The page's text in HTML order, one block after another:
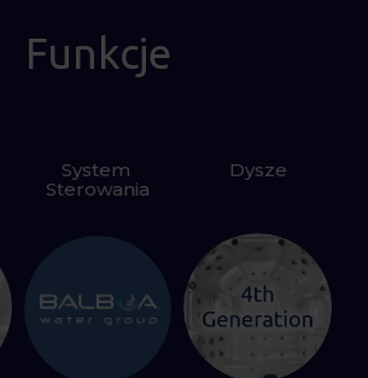
Funkcje
System
Sterowania
Dysze